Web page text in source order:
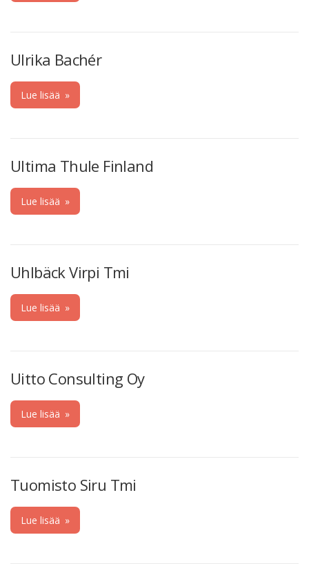
Ulrika Bachér
Lue lisää »
Ultima Thule Finland
Lue lisää »
Uhlbäck Virpi Tmi
Lue lisää »
Uitto Consulting Oy
Lue lisää »
Tuomisto Siru Tmi
Lue lisää »